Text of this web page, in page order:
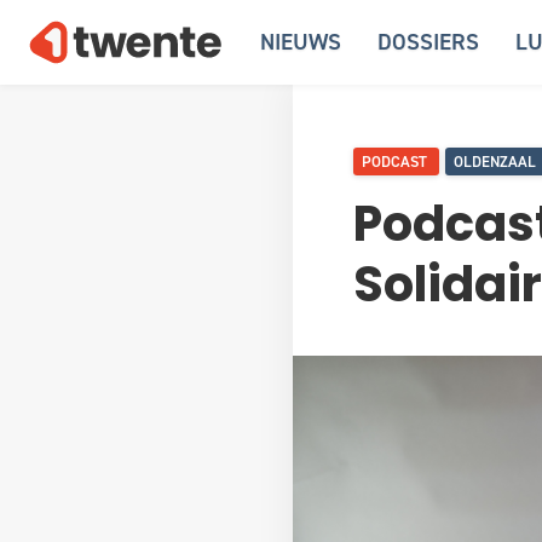
NIEUWS DOSSIERS
PODCAST OLDENZAAL